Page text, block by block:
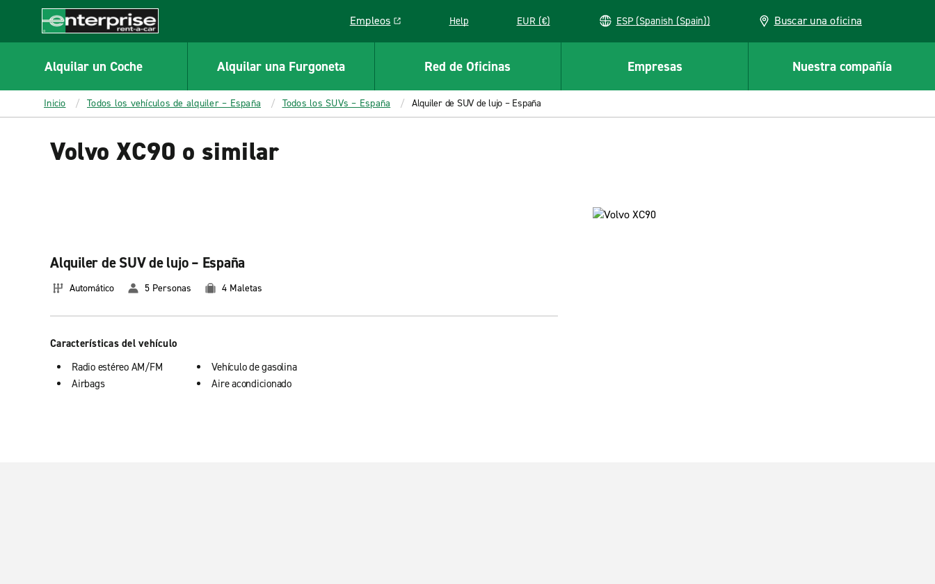
CONTENT
Enterprise
Empleos
Link opens in a new window
Help EUR (€) ESP (Spanish (Spain)) Buscar una oficina
Alquilar un Coche Alquilar una Furgoneta Red de Oficinas Empresas Nuestra compañía
Inicio Todos los vehículos de alquiler – España Todos los SUVs – España Alquiler de SUV de lujo – España
Volvo XC90 o similar
Alquiler de SUV de lujo – España
Automático 5 Personas 4 Maletas
Características del vehículo
Radio estéreo AM/FM
Airbags
Vehículo de gasolina
Aire acondicionado